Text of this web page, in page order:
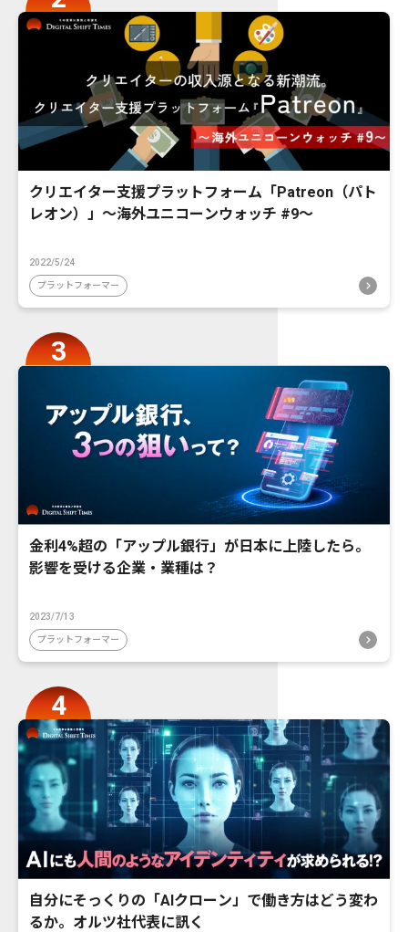
クリエイター支援プラットフォーム「Patreon（パト
レオン）」〜海外ユニコーンウォッチ #9〜
2022/5/24
プラットフォーマー
金利4%超の「アップル銀行」が日本に上陸したら。
影響を受ける企業・業種は？
2023/7/13
プラットフォーマー
自分にそっくりの「AIクローン」で働き方はどう変わ
るか。オルツ社代表に訊く